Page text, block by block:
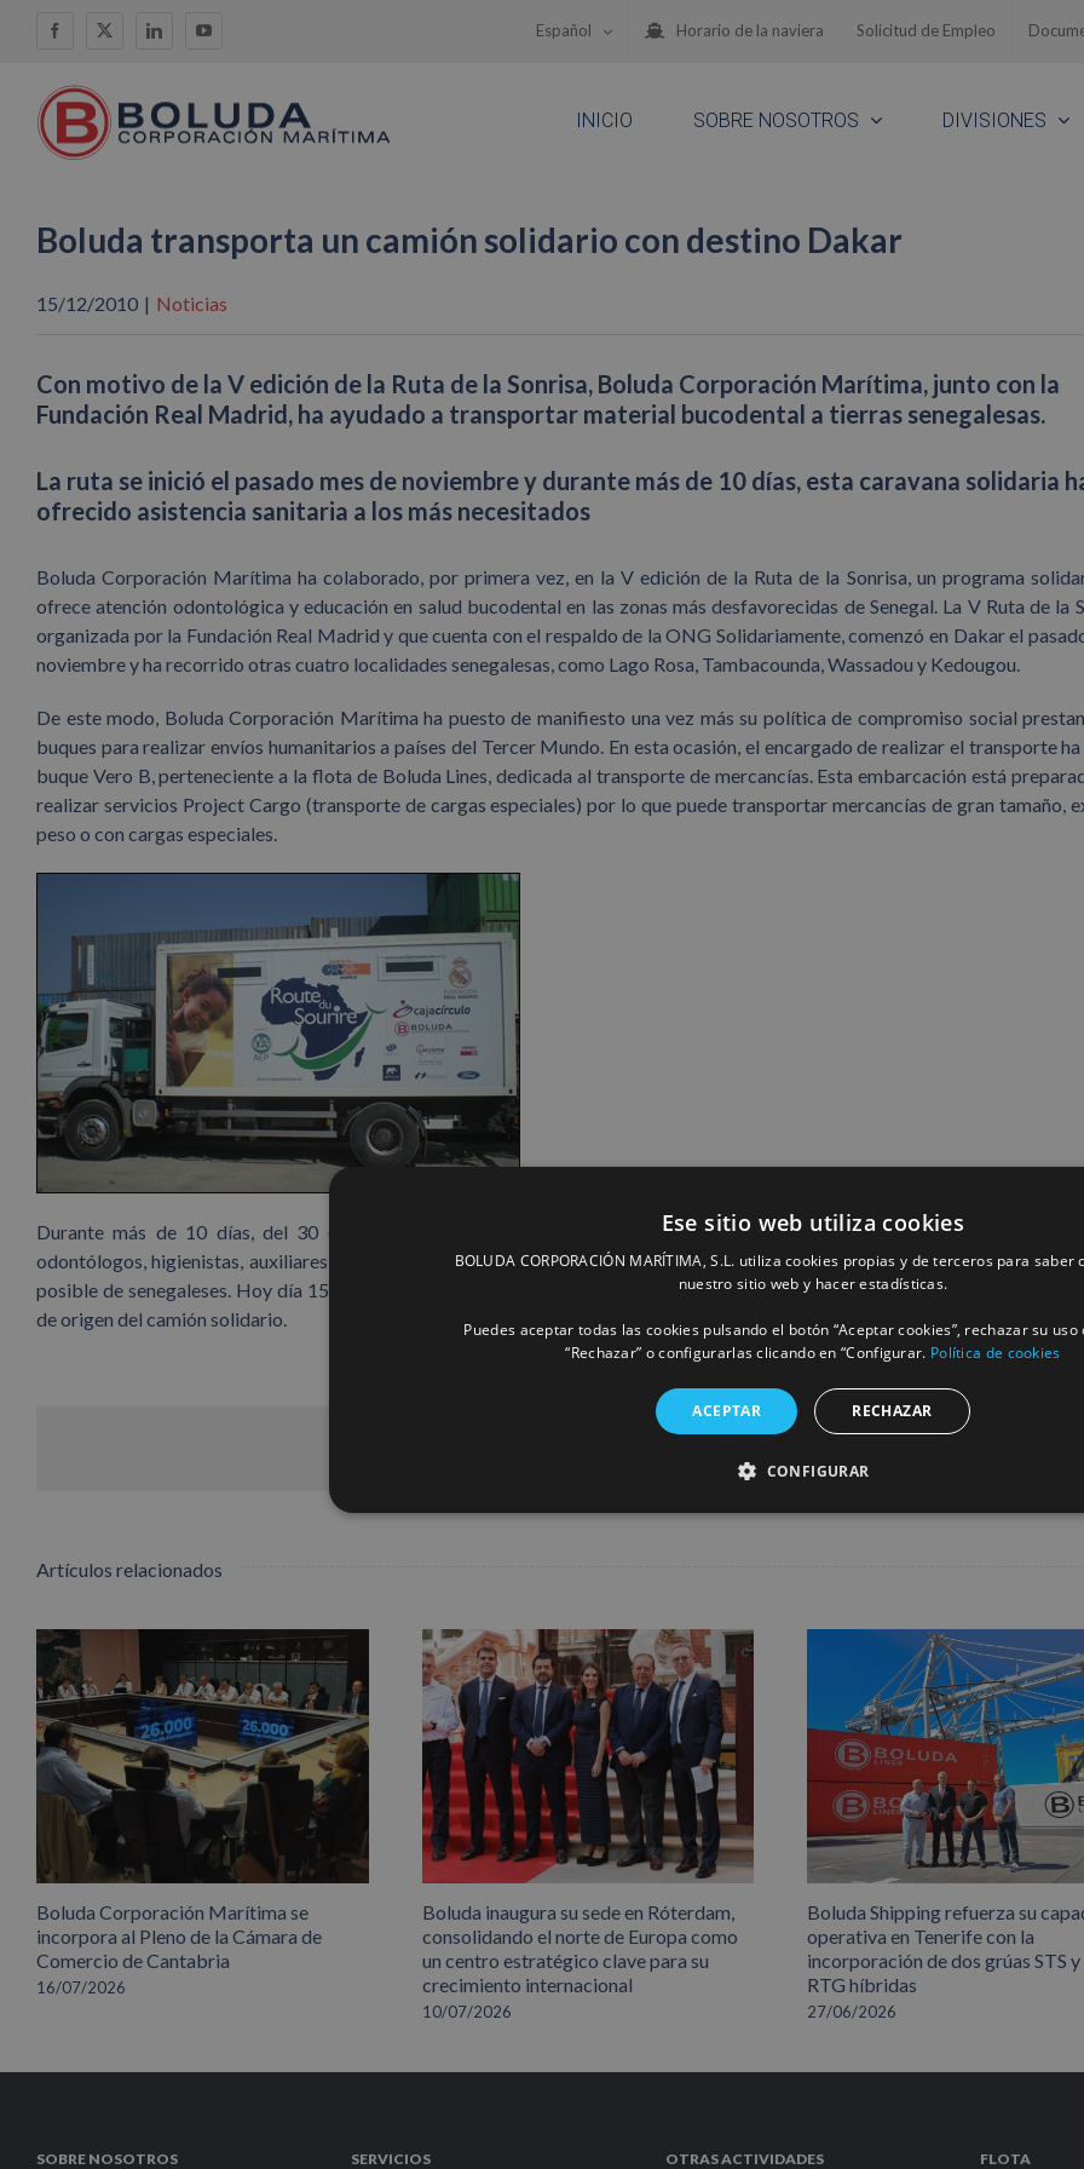
Facebook
X LinkedInYouTube Español Horario de la naviera Solicitud de Empleo
INICIO SOBRE NOSOTROS DIVISIONES
Boluda transporta un camión solidario con destino Dakar
15/12/2010 | Noticias
Con motivo de la V edición de la Ruta de la Sonrisa, Boluda Corporación Marítima, junto con la
Fundación Real Madrid, ha ayudado a transportar material bucodental a tierras senegalesas.
La ruta se inició el pasado mes de noviembre y durante más de 10 días, esta caravana solidaria
ofrecido asistencia sanitaria a los más necesitados
Boluda Corporación Marítima ha colaborado, por primera vez, en la V edición de la Ruta de la Sonrisa, un programa
ofrece atención odontológica y educación en salud bucodental en las zonas más desfavorecidas de Senegal. La V Ruta de la
organizada por la Fundación Real Madrid y que cuenta con el respaldo de la ONG Solidariamente, comenzó en Dakar el
noviembre y ha recorrido otras cuatro localidades senegalesas, como Lago Rosa, Tambacounda, Wassadou y Kedougou.
De este modo, Boluda Corporación Marítima ha puesto de manifiesto una vez más su política de compromiso social
buques para realizar envíos humanitarios a países del Tercer Mundo. En esta ocasión, el encargado de realizar el transporte
buque Vero B, perteneciente a la flota de Boluda Lines, dedicada al transporte de mercancías. Esta embarcación está
realizar servicios Project Cargo (transporte de cargas especiales) por lo que puede transportar mercancías de gran tamaño,
peso o con cargas especiales.
Durante más de 10 días, del 30 de noviembre al 12 de diciembre, esta caravana solidaria formada por 23 voluntarios
odontólogos, higienistas, auxiliares y personal de apoyo, ha recorrido más de 3.200 kilómetros intentando atender al mayor
posible de senegaleses. Hoy día 15, el buque partirá desde Dakar destino Las Palmas, donde será transbordado hasta Sevilla,
de origen del camión solidario.
Facebook
X
Artículos relacionados
Boluda Corporación Marítima se
incorpora al Pleno de la Cámara de
Comercio de Cantabria
16/07/2026
Boluda inaugura su sede en Róterdam,
consolidando el norte de Europa como
un centro estratégico clave para su
crecimiento internacional
10/07/2026
Boluda Shipping refuerza su
operativa en Tenerife con la
incorporación de dos grúas STS
RTG híbridas
27/06/2026
SOBRE NOSOTROS SERVICIOS OTRAS ACTIVIDADES FLOTA
Ese sitio web utiliza cookies
BOLUDA CORPORACIÓN MARÍTIMA, S.L. utiliza cookies propias y de terceros para saber
nuestro sitio web y hacer estadísticas.
Puedes aceptar todas las cookies pulsando el botón “Aceptar cookies”, rechazar su uso
“Rechazar” o configurarlas clicando en “Configurar. Política de cookies
ACEPTAR RECHAZAR
CONFIGURAR